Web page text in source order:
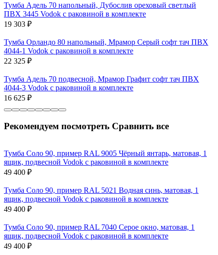
Тумба Адель 70 напольный, Дубослив ореховый светлый
ПВХ 3445 Vodok с раковиной в комплекте
19 303 ₽
Тумба Орландо 80 напольный, Мрамор Серый софт тач ПВХ
4044-1 Vodok с раковиной в комплекте
22 325 ₽
Тумба Адель 70 подвесной, Мрамор Графит софт тач ПВХ
4044-3 Vodok с раковиной в комплекте
16 625 ₽
Рекомендуем посмотреть Сравнить все
Тумба Соло 90, пример RAL 9005 Чёрный янтарь, матовая, 1
ящик, подвесной Vodok с раковиной в комплекте
49 400 ₽
Тумба Соло 90, пример RAL 5021 Водная синь, матовая, 1
ящик, подвесной Vodok с раковиной в комплекте
49 400 ₽
Тумба Соло 90, пример RAL 7040 Серое окно, матовая, 1
ящик, подвесной Vodok с раковиной в комплекте
49 400 ₽